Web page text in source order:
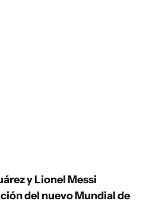
y Lionel Messi
del nuevo Mundial de